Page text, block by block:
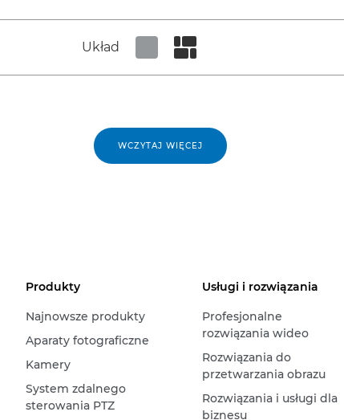
Układ
WCZYTAJ WIĘCEJ
Produkty
Najnowsze produkty
Aparaty fotograficzne
Kamery
System zdalnego
sterowania PTZ
Usługi i rozwiązania
Profesjonalne
rozwiązania wideo
Rozwiązania do
przetwarzania obrazu
Rozwiązania i usługi dla
biznesu